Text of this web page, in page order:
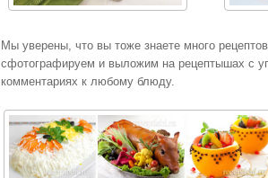
Мы уверены, что вы тоже знаете много
сфотографируем и выложим на рецептышах с
комментариях к любому блюду.